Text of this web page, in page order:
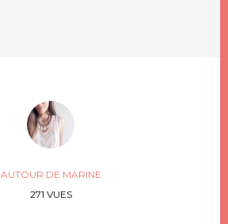
AUTOUR DE MARINE
271 VUES